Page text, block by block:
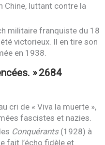
luttant contre la
militaire franquiste du 18
victorieux. Il en tire son
en 1938.
»2684
cri de « Viva la muerte »,
fascistes et nazies.
Conquérants(1928) à
fait l’écho fidèle et